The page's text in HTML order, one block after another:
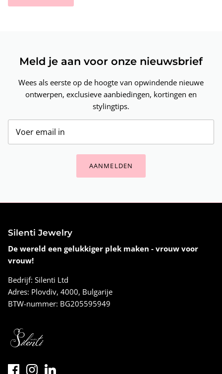
Meld je aan voor onze nieuwsbrief
Wees als eerste op de hoogte van opwindende nieuwe
ontwerpen, exclusieve aanbiedingen, kortingen en
stylingtips.
AANMELDEN
Silenti Jewelry
De wereld een gelukkiger plek maken - vrouw voor
vrouw!
Bedrijf: Silenti Ltd
Adres: Plovdiv, 4000, Bulgarije
BTW-nummer: BG205595949